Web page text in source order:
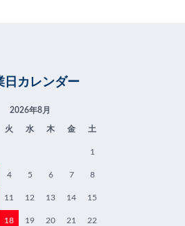
日カレンダー
2026年8月
火 水 木 金 土
1
4 5 6 7 8
11 12 13 14 15
18 19 20 21 22